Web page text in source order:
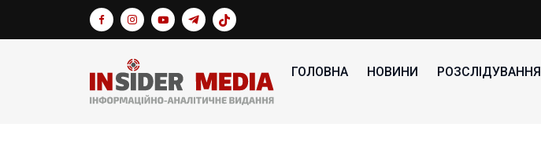
ГОЛОВНА НОВИНИ РОЗСЛІДУВАННЯ